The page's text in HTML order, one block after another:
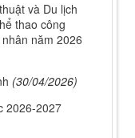
và Du lịch
thao công
năm 2026
(30/04/2026)
2026-2027